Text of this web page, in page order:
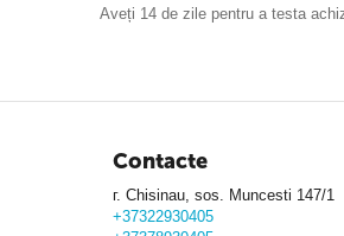
Aveți 14 de zile pentru a testa
Contacte
г. Chisinau, sos. Muncesti 147/1
+37322930405